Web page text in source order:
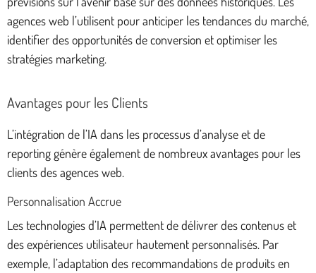
agences web l’utilisent pour anticiper les tendances du marché,
identifier des opportunités de conversion et optimiser les
stratégies marketing.
Avantages pour les Clients
L’intégration de l’IA dans les processus d’analyse et de
reporting génère également de nombreux avantages pour les
clients des agences web.
Personnalisation Accrue
Les technologies d’IA permettent de délivrer des contenus et
des expériences utilisateur hautement personnalisés. Par
exemple, l’adaptation des recommandations de produits en